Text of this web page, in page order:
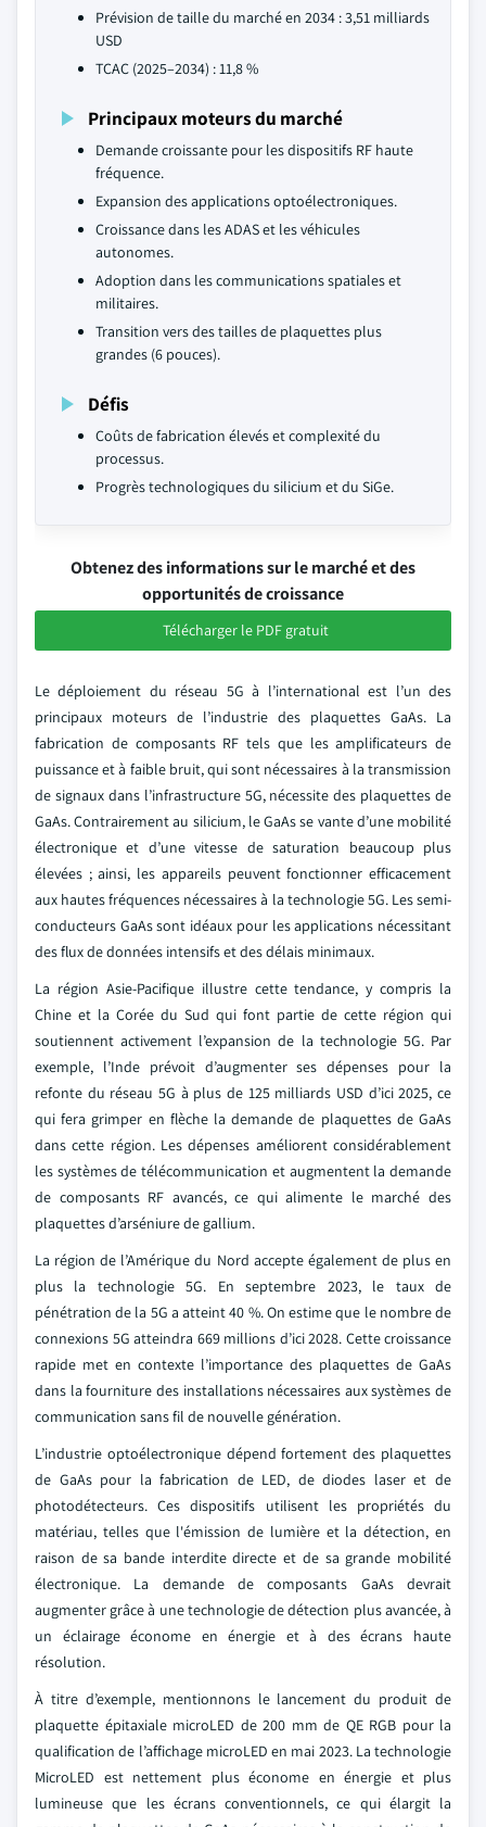
Prévision de taille du marché en 2034 : 3,51 milliards
USD
TCAC (2025–2034) : 11,8 %
Principaux moteurs du marché
Demande croissante pour les dispositifs RF haute
fréquence.
Expansion des applications optoélectroniques.
Croissance dans les ADAS et les véhicules
autonomes.
Adoption dans les communications spatiales et
militaires.
Transition vers des tailles de plaquettes plus
grandes (6 pouces).
Défis
Coûts de fabrication élevés et complexité du
processus.
Progrès technologiques du silicium et du SiGe.
Obtenez des informations sur le marché et des
opportunités de croissance
Télécharger le PDF gratuit
Le déploiement du réseau 5G à l’international est l’un des
principaux moteurs de l’industrie des plaquettes GaAs. La
fabrication de composants RF tels que les amplificateurs de
puissance et à faible bruit, qui sont nécessaires à la transmission
de signaux dans l’infrastructure 5G, nécessite des plaquettes de
GaAs. Contrairement au silicium, le GaAs se vante d’une mobilité
électronique et d’une vitesse de saturation beaucoup plus
élevées ; ainsi, les appareils peuvent fonctionner efficacement
aux hautes fréquences nécessaires à la technologie 5G. Les semi-
conducteurs GaAs sont idéaux pour les applications nécessitant
des flux de données intensifs et des délais minimaux.
La région Asie-Pacifique illustre cette tendance, y compris la
Chine et la Corée du Sud qui font partie de cette région qui
soutiennent activement l’expansion de la technologie 5G. Par
exemple, l’Inde prévoit d’augmenter ses dépenses pour la
refonte du réseau 5G à plus de 125 milliards USD d’ici 2025, ce
qui fera grimper en flèche la demande de plaquettes de GaAs
dans cette région. Les dépenses améliorent considérablement
les systèmes de télécommunication et augmentent la demande
de composants RF avancés, ce qui alimente le marché des
plaquettes d’arséniure de gallium.
La région de l’Amérique du Nord accepte également de plus en
plus la technologie 5G. En septembre 2023, le taux de
pénétration de la 5G a atteint 40 %. On estime que le nombre de
connexions 5G atteindra 669 millions d’ici 2028. Cette croissance
rapide met en contexte l’importance des plaquettes de GaAs
dans la fourniture des installations nécessaires aux systèmes de
communication sans fil de nouvelle génération.
L’industrie optoélectronique dépend fortement des plaquettes
de GaAs pour la fabrication de LED, de diodes laser et de
photodétecteurs. Ces dispositifs utilisent les propriétés du
matériau, telles que l'émission de lumière et la détection, en
raison de sa bande interdite directe et de sa grande mobilité
électronique. La demande de composants GaAs devrait
augmenter grâce à une technologie de détection plus avancée, à
un éclairage économe en énergie et à des écrans haute
résolution.
À titre d’exemple, mentionnons le lancement du produit de
plaquette épitaxiale microLED de 200 mm de QE RGB pour la
qualification de l’affichage microLED en mai 2023. La technologie
MicroLED est nettement plus économe en énergie et plus
lumineuse que les écrans conventionnels, ce qui élargit la